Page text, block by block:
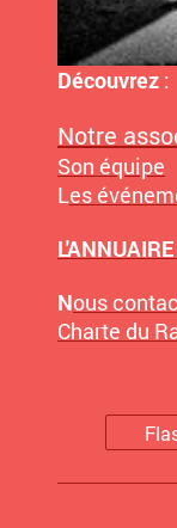
Découvrez :
Notre
Son équipe
Les
Nous
Charte du